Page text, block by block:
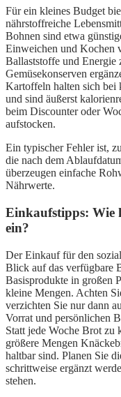
Für ein kleines Budget
nährstoffreiche
Bohnen sind etwa
Einweichen und Kochen
Ballaststoffe und Energie
Gemüsekonserven
Kartoffeln halten sich bei
und sind äußerst
beim Discounter oder
aufstocken.
Ein typischer Fehler ist,
die nach dem
überzeugen einfache
Nährwerte.
Einkaufstipps: Wie
ein?
Der Einkauf für den
Blick auf das verfügbare
Basisprodukte in großen
kleine Mengen. Achten
verzichten Sie nur dann
Vorrat und persönlichen
Statt jede Woche Brot zu
größere Mengen
haltbar sind. Planen Sie
schrittweise ergänzt
stehen.